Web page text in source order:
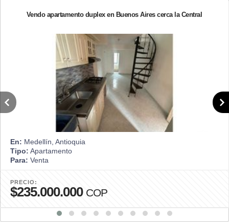
Vendo apartamento duplex en Buenos Aires cerca la Central
En: Medellín, Antioquia
Tipo: Apartamento
Para: Venta
PRECIO:
$235.000.000 COP